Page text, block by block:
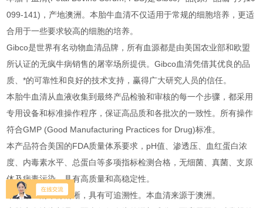
099-141)，产地澳洲。本胎牛血清不仅适用于常规的细胞培养，更适
合用于一些要求较高的细胞的培养。
Gibco是世界有名动物血清品牌，所有血源都是由美国农业部和欧盟
所认证的无疯牛病销售的屠宰场所提供。Gibco血清凭借其优良的品
质、*的可靠性和良好的技术支持，赢得广大研究人员的信任。
本胎牛血清从血液收集到最终产品检验和审核的每一个步骤，都采用
专用设备和标准操作程序，保证高品质和各批次的一致性。所有操作
符合GMP (Good Manufacturing Practices for Drug)标准。
本产品符合美国的FDA质量体系要求，pH值、渗透压、血红蛋白浓
度、内毒素水平、总蛋白等多项指标检测合格，无细菌、真菌、支原
体及病毒污染，具有高质量和高稳定性。
本胎牛血清来源清晰，具有可追溯性。本血清来源于澳洲。